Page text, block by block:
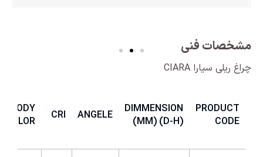
مشخصات فنی
چراغ ریلی سیارا CIARA
PRODUCT
CODE
DIMMENSION
(MM) (D-H)
ANGELE
CRI
BODY
COLOR